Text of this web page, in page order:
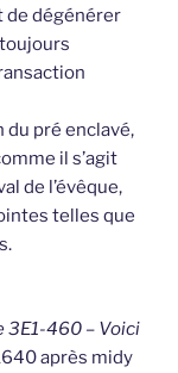
de dégénérer
du pré enclavé,
il s’agit
de l’évêque,
telles que
3E1-460 – Voici
après midy